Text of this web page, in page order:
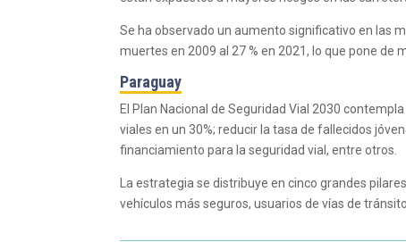
Se ha observado un aumento significativo en las
muertes en 2009 al 27 % en 2021, lo que pone
Paraguay
El Plan Nacional de Seguridad Vial 2030
viales en un 30%; reducir la tasa de fallecidos
financiamiento para la seguridad vial, entre otros.
La estrategia se distribuye en cinco grandes
vehículos más seguros, usuarios de vías de